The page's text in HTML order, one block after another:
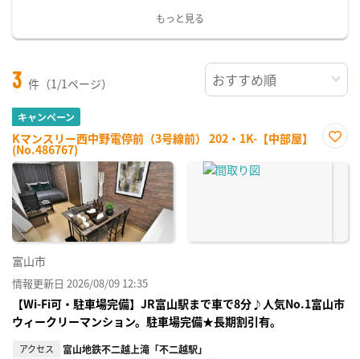
もっと見る
3 件（1/1ページ）
キャンペーン
Kマンスリー西中野電停前（3号線前） 202・1K-【中部屋】
(No.486767)
に入
富山市
情報更新日 2026/08/09 12:35
【Wi-Fi可・駐車場完備】JR富山駅まで車で8分♪人気No.1富山市
ウィークリーマンション。駐車場完備★長期割引有。
アクセス 富山地鉄不二越上滝「不二越駅」